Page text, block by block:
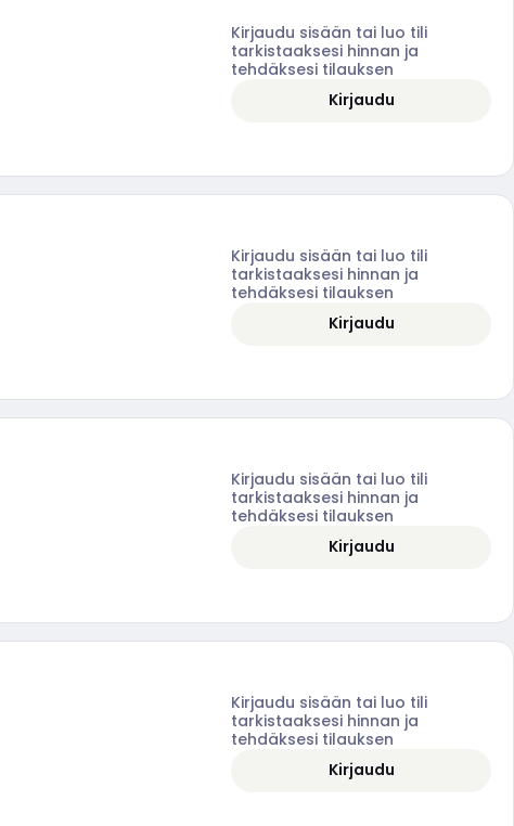
Kirjaudu sisään tai luo tili
tarkistaaksesi hinnan ja
tehdäksesi tilauksen
Kirjaudu
Kirjaudu sisään tai luo tili
tarkistaaksesi hinnan ja
tehdäksesi tilauksen
Kirjaudu
Kirjaudu sisään tai luo tili
tarkistaaksesi hinnan ja
tehdäksesi tilauksen
Kirjaudu
Kirjaudu sisään tai luo tili
tarkistaaksesi hinnan ja
tehdäksesi tilauksen
Kirjaudu